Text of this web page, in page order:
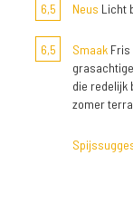
6,5 Neus Licht
6,5 Smaak Fris
die redelijk
zomer